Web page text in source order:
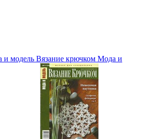
и модель Вязание крючком Мода и